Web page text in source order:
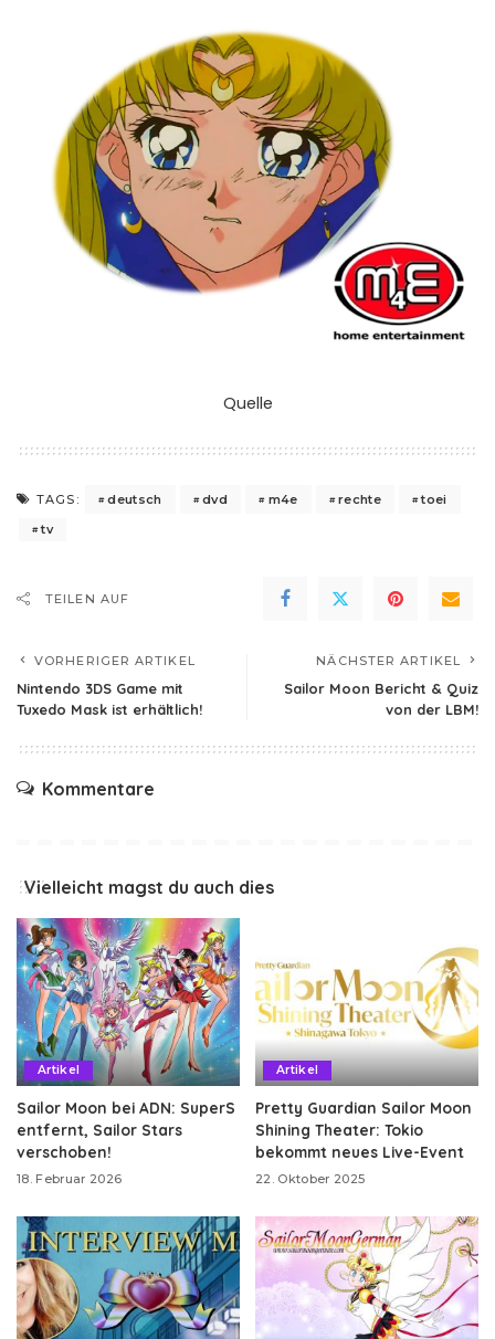
Quelle
TAGS: deutsch dvd m4e rechte
toei
tv
TEILEN AUF
VORHERIGER ARTIKEL
Nintendo 3DS Game mit
Tuxedo Mask ist erhältlich!
NÄCHSTER ARTIKEL
Sailor Moon Bericht & Quiz
von der LBM!
Kommentare
Vielleicht magst du auch dies
Artikel
Sailor Moon bei ADN: SuperS
entfernt, Sailor Stars
verschoben!
18. Februar 2026
Artikel
Pretty Guardian Sailor Moon
Shining Theater: Tokio
bekommt neues Live-Event
22. Oktober 2025